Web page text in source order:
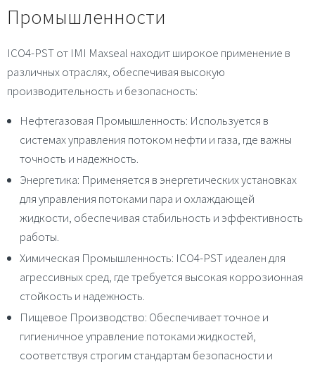
Промышленности
ICO4-PST от IMI Maxseal находит широкое применение в
различных отраслях, обеспечивая высокую
производительность и безопасность:
Нефтегазовая Промышленность: Используется в
системах управления потоком нефти и газа, где важны
точность и надежность.
Энергетика: Применяется в энергетических установках
для управления потоками пара и охлаждающей
жидкости, обеспечивая стабильность и эффективность
работы.
Химическая Промышленность: ICO4-PST идеален для
агрессивных сред, где требуется высокая коррозионная
стойкость и надежность.
Пищевое Производство: Обеспечивает точное и
гигиеничное управление потоками жидкостей,
соответствуя строгим стандартам безопасности и